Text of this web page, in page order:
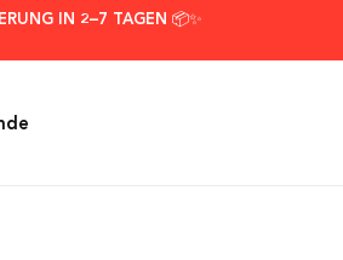
IN 2–7 TAGEN 📦✨